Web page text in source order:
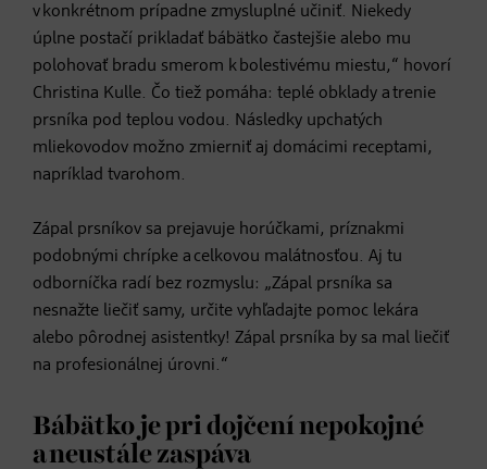
v konkrétnom prípadne zmysluplné učiniť. Niekedy
úplne postačí prikladať bábätko častejšie alebo mu
polohovať bradu smerom k bolestivému miestu,“ hovorí
Christina Kulle. Čo tiež pomáha: teplé obklady a trenie
prsníka pod teplou vodou. Následky upchatých
mliekovodov možno zmierniť aj domácimi receptami,
napríklad tvarohom.
Zápal prsníkov sa prejavuje horúčkami, príznakmi
podobnými chrípke a celkovou malátnosťou. Aj tu
odborníčka radí bez rozmyslu: „Zápal prsníka sa
nesnažte liečiť samy, určite vyhľadajte pomoc lekára
alebo pôrodnej asistentky! Zápal prsníka by sa mal liečiť
na profesionálnej úrovni.“
Bábätko je pri dojčení nepokojné
a neustále zaspáva